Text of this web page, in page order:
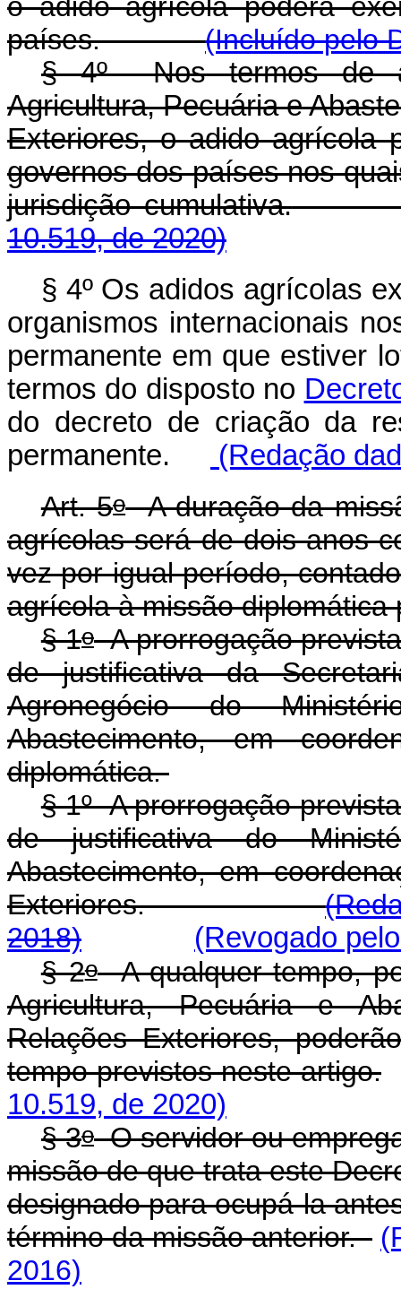
países.(Incluído pelo
§ 4º Nos termos de
Agricultura, Pecuária e
Exteriores, o adido agrícola
governos dos países nos
jurisdição cumulativa.
10.519, de 2020)
§ 4º Os adidos agrícolas
organismos internacionais
permanente em que estiver
termos do disposto no
do decreto de criação da
permanente.
(Redação
Art. 5oA duração da
agrícolas será de dois anos
vez por igual período,
agrícola à missão
§ 1oA prorrogação
de justificativa da
Agronegócio do
Abastecimento, em
diplomática.
§ 1º A prorrogação
de justificativa do
Abastecimento, em
Exteriores.
2018)
(Revogado
§ 2oA qualquer tempo,
Agricultura, Pecuária e
Relações Exteriores,
tempo previstos neste artigo.
10.519, de 2020)
§ 3oO servidor ou
missão de que trata este
designado para ocupá-la
término da missão anterior.
2016)